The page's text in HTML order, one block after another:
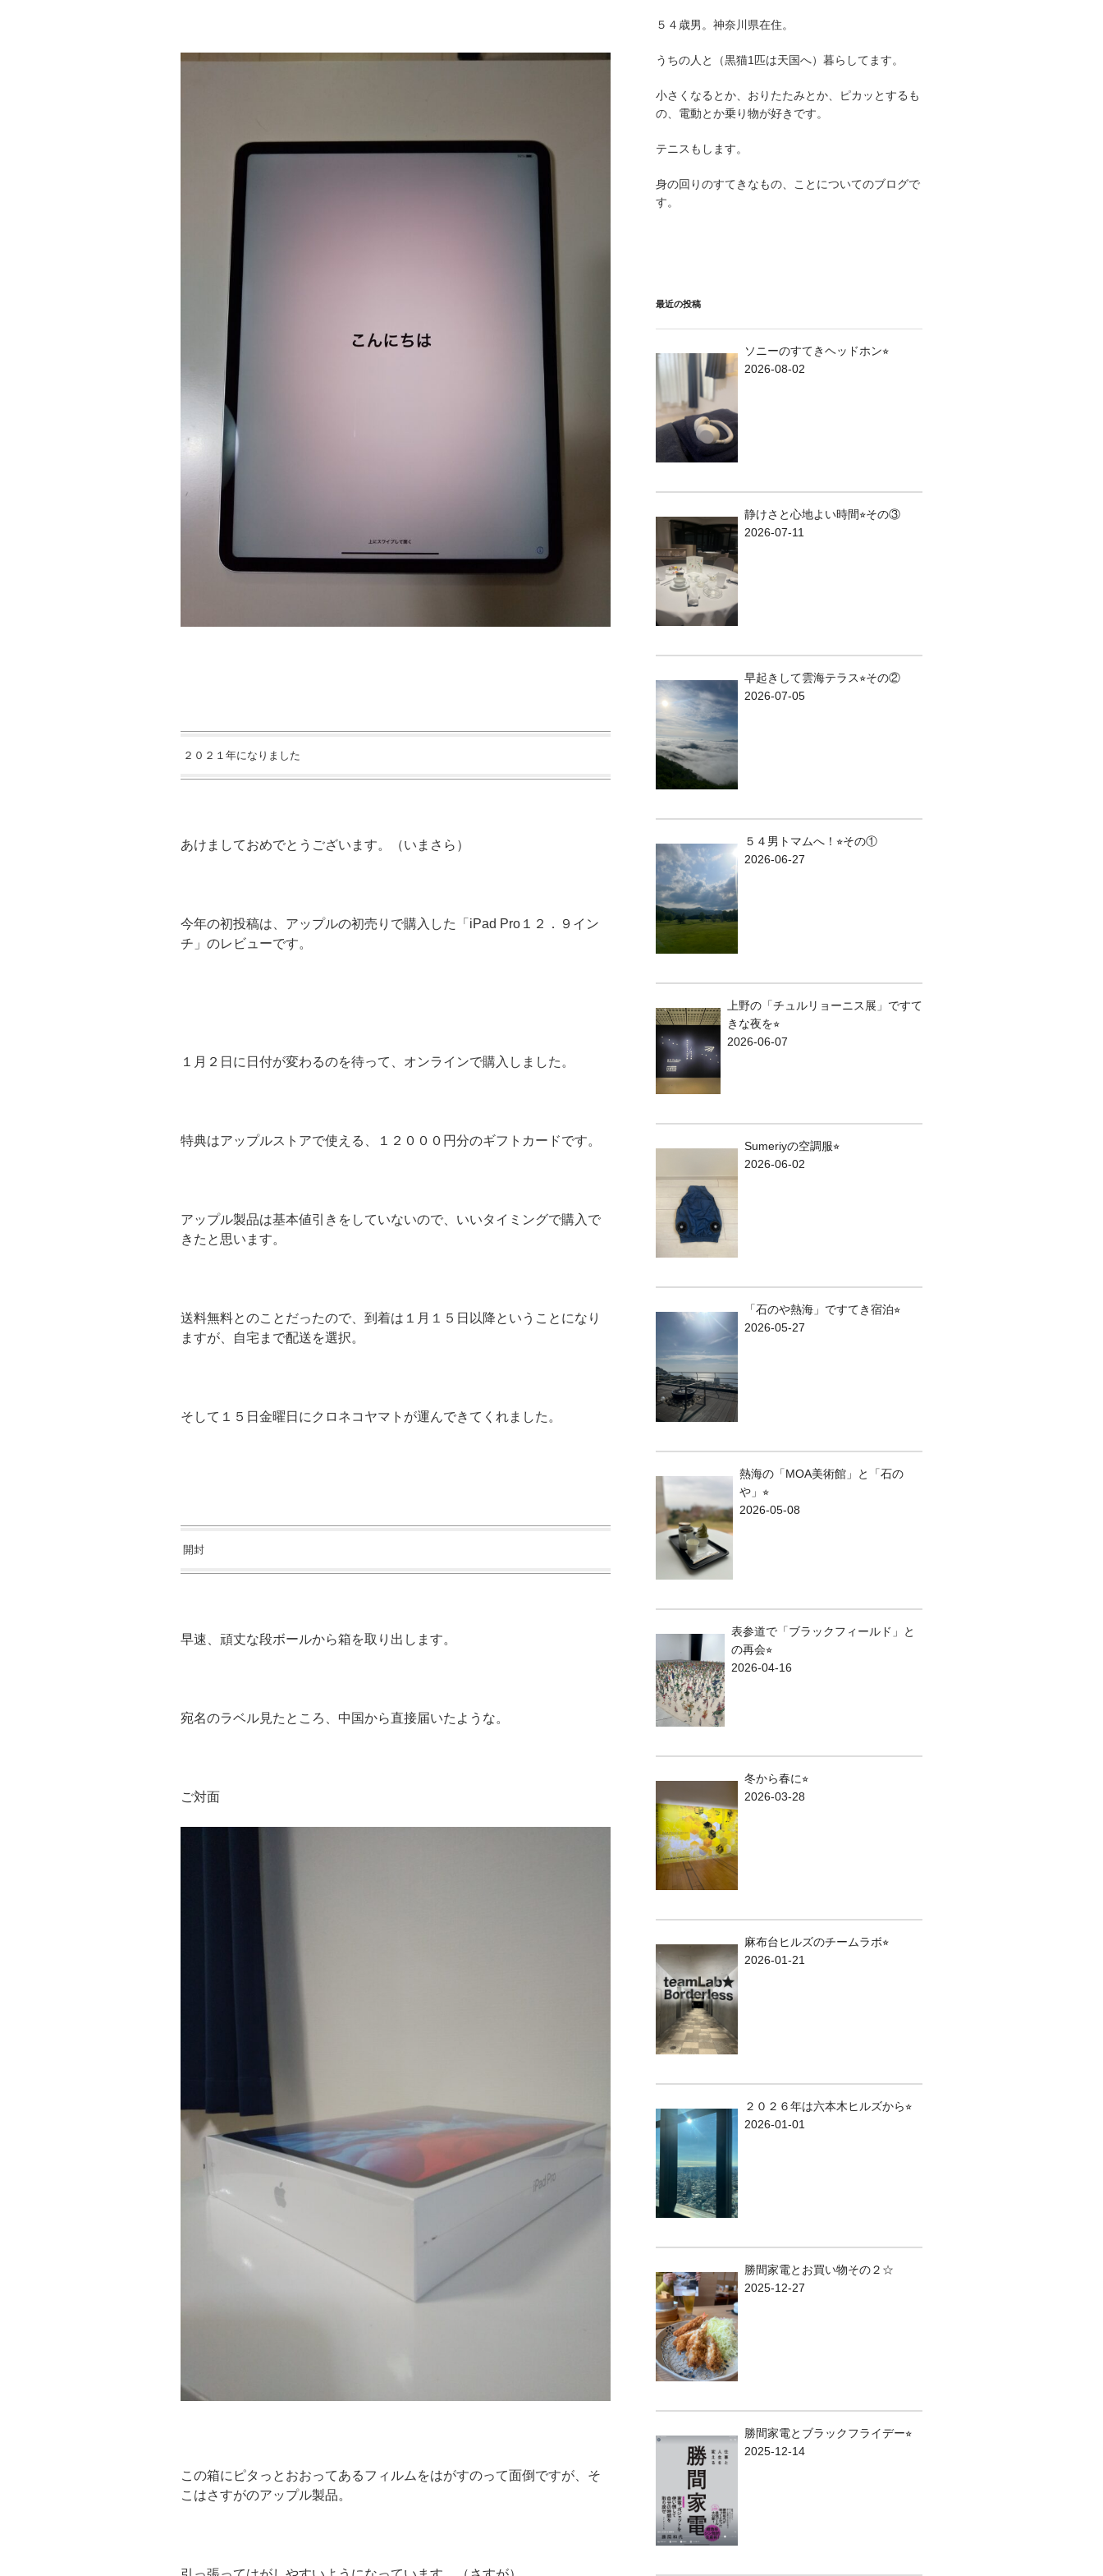
２０２１年になりました
あけましておめでとうございます。（いまさら）
今年の初投稿は、アップルの初売りで購入した「iPad Pro１２．９イン
チ」のレビューです。
１月２日に日付が変わるのを待って、オンラインで購入しました。
特典はアップルストアで使える、１２０００円分のギフトカードです。
アップル製品は基本値引きをしていないので、いいタイミングで購入で
きたと思います。
送料無料とのことだったので、到着は１月１５日以降ということになり
ますが、自宅まで配送を選択。
そして１５日金曜日にクロネコヤマトが運んできてくれました。
開封
早速、頑丈な段ボールから箱を取り出します。
宛名のラベル見たところ、中国から直接届いたような。
ご対面
この箱にピタっとおおってあるフィルムをはがすのって面倒ですが、そ
こはさすがのアップル製品。
５４歳男。神奈川県在住。
うちの人と（黒猫1匹は天国へ）暮らしてます。
小さくなるとか、おりたたみとか、ピカッとするも
の、電動とか乗り物が好きです。
テニスもします。
身の回りのすてきなもの、ことについてのブログで
す。
最近の投稿
ソニーのすてきヘッドホン⭐︎
2026-08-02
静けさと心地よい時間⭐︎その③
2026-07-11
早起きして雲海テラス⭐︎その②
2026-07-05
５４男トマムへ！⭐︎その①
2026-06-27
上野の「チュルリョーニス展」ですて
きな夜を⭐︎
2026-06-07
Sumeriyの空調服⭐︎
2026-06-02
「石のや熱海」ですてき宿泊⭐︎
2026-05-27
熱海の「MOA美術館」と「石の
や」⭐︎
2026-05-08
表参道で「ブラックフィールド」と
の再会⭐︎
2026-04-16
冬から春に⭐︎
2026-03-28
麻布台ヒルズのチームラボ⭐︎
2026-01-21
２０２６年は六本木ヒルズから⭐︎
2026-01-01
勝間家電とお買い物その２☆
2025-12-27
勝間家電とブラックフライデー⭐︎
2025-12-14